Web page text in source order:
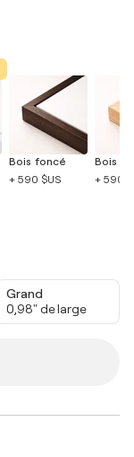
Bois foncé
+ 590 $US
Bois
+ 590
Grand
0,98" de large